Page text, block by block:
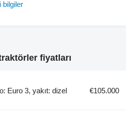
bilgiler
fiyatları
Euro 3, yakıt: dizel €105.000